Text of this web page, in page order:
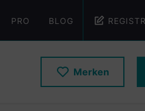
PRO BLOG
Merken